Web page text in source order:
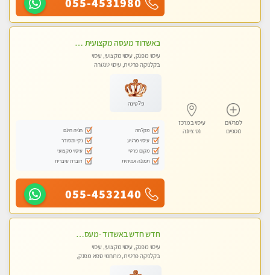
055-4531980
לפרטים
נוספים
עיסוי במרכז
נס ציונה
באשדוד מעסה מקצועית צעירה ואיכותית לעיסוי מרגיע ומפנק VIP-מומלץ לחלוטין! פרטי! ​​​​​​ Highly recommended
עיסוי מפנק, עיסוי מקצועי, עיסוי
בקלניקה פרטית, עיסוי טנטרה
פלטינה
מקלחת
חניה חינם
עיסוי מרגיע
נקי ומסודר
מקום פרטי
עיסוי מקצועי
תמונה אמיתית
דוברת עיברית
055-4532140
חדש חדש באשדוד -מעסה מקצועית צעירה ואיכותית- ללא מין !!
עיסוי מפנק, עיסוי מקצועי, עיסוי
בקלניקה פרטית, מתחמי ספא מפנק,